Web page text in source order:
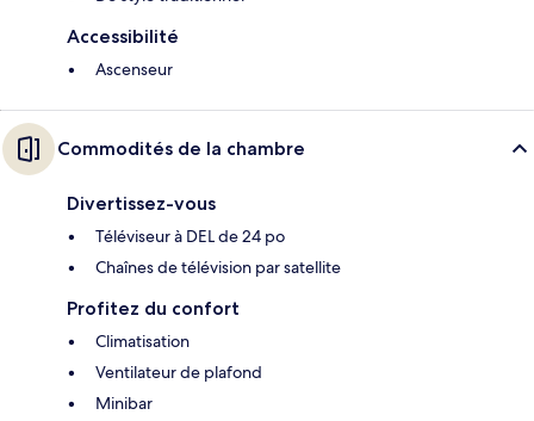
Accessibilité
Ascenseur
Commodités de la chambre
Divertissez-vous
Téléviseur à DEL de 24 po
Chaînes de télévision par satellite
Profitez du confort
Climatisation
Ventilateur de plafond
Minibar